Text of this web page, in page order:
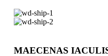
MAECENAS